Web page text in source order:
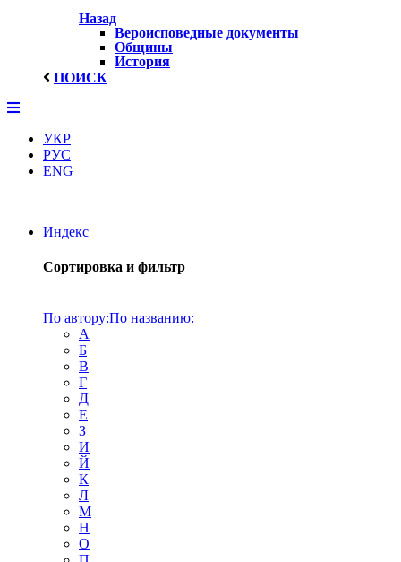
Назад
Вероисповедные документы
Общины
История
ПОИСК
УКР
РУС
ENG
Индекс
Сортировка и фильтр
По автору:По названию:
А
Б
В
Г
Д
Е
З
И
Й
К
Л
М
Н
О